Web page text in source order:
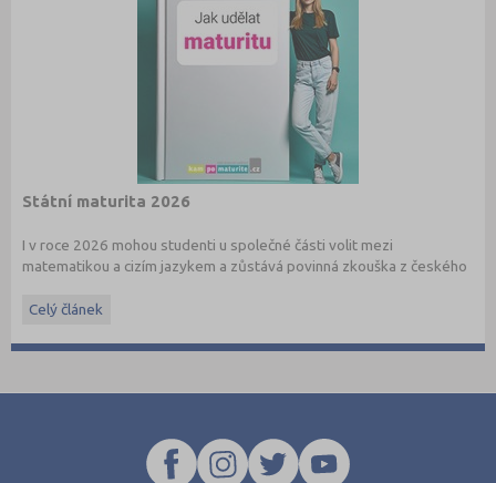
Státní maturita 2026
I v roce 2026 mohou studenti u společné části volit mezi
matematikou a cizím jazykem a zůstává povinná zkouška z českého
informacemi.
Celý článek